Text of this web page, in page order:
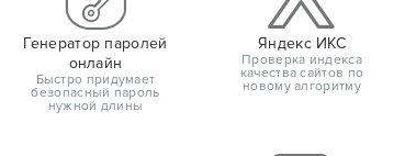
Генератор паролей
онлайн
Быстро придумает
безопасный пароль
нужной длины
Яндекс ИКС
Проверка индекса
качества сайтов по
новому алгоритму